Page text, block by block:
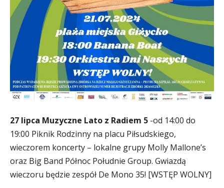
27 lipca Muzyczne Lato z Radiem 5 -od 14:00 do
19:00 Piknik Rodzinny na placu Piłsudskiego,
wieczorem koncerty – lokalne grupy Molly Mallone’s
oraz Big Band Północ Południe Group. Gwiazdą
wieczoru będzie zespół De Mono 35! [WSTĘP WOLNY]